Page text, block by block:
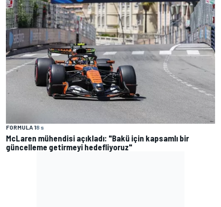
FORMULA 18 s
McLaren mühendisi açıkladı: "Bakü için kapsamlı bir
güncelleme getirmeyi hedefliyoruz"